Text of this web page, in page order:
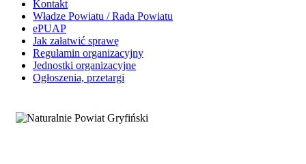
Kontakt
Władze Powiatu / Rada Powiatu
ePUAP
Jak załatwić sprawę
Regulamin organizacyjny
Jednostki organizacyjne
Ogłoszenia, przetargi